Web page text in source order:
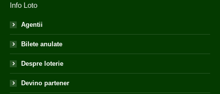
Info Loto
Agentii
Bilete anulate
Despre loterie
Devino partener